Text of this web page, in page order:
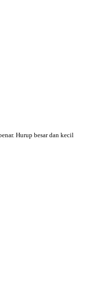
Hurup besar dan kecil